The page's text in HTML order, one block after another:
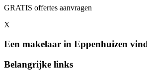
GRATIS offertes aanvragen
X
Een makelaar in Eppenhuizen
Belangrijke links